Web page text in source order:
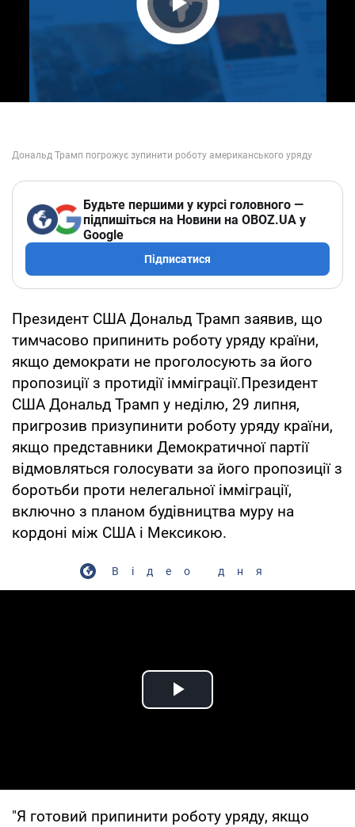
Play Video
Будьте першими у курсі головного —
підпишіться на Новини на OBOZ.UA у
Google
Підписатися
Президент США Дональд Трамп заявив, що
тимчасово припинить роботу уряду країни,
якщо демократи не проголосують за його
пропозиції з протидії імміграції.Президент
США Дональд Трамп у неділю, 29 липня,
пригрозив призупинити роботу уряду країни,
якщо представники Демократичної партії
відмовляться голосувати за його пропозиції з
боротьби проти нелегальної імміграції,
включно з планом будівництва муру на
кордоні між США і Мексикою.
Відео дня
Play Video
"Я готовий припинити роботу уряду, якщо